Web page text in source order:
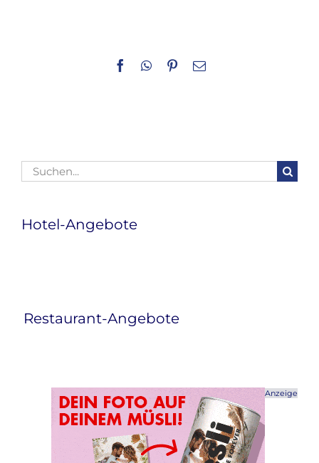
Facebook
WhatsApp
Pinterest
E-
Suche
nach:
Hotel-Angebote
Restaurant-Angebote
Anzeige